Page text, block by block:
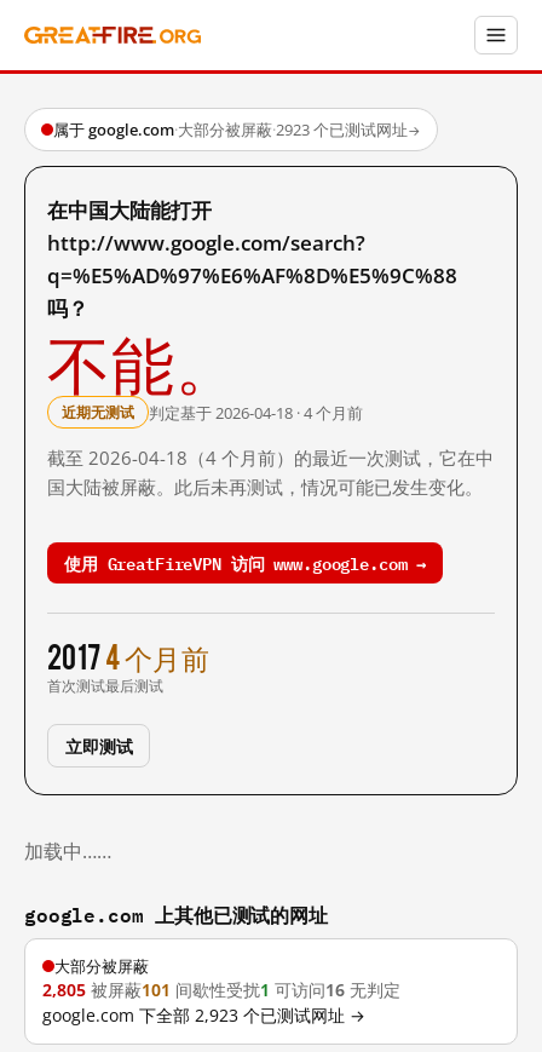
属于 google.com·大部分被屏蔽·2923 个已测试网址→
在中国大陆能打开
http://www.google.com/search?
q=%E5%AD%97%E6%AF%8D%E5%9C%88
吗？
不能。
近期无测试 判定基于 2026-04-18 · 4 个月前
截至 2026-04-18（4 个月前）的最近一次测试，它在中
国大陆被屏蔽。此后未再测试，情况可能已发生变化。
使用 GreatFireVPN 访问 www.google.com →
2017
首次测试
4 个月前
最后测试
立即测试
加载中……
google.com 上其他已测试的网址
大部分被屏蔽
2,805 被屏蔽101 间歇性受扰1 可访问16 无判定
google.com 下全部 2,923 个已测试网址 →